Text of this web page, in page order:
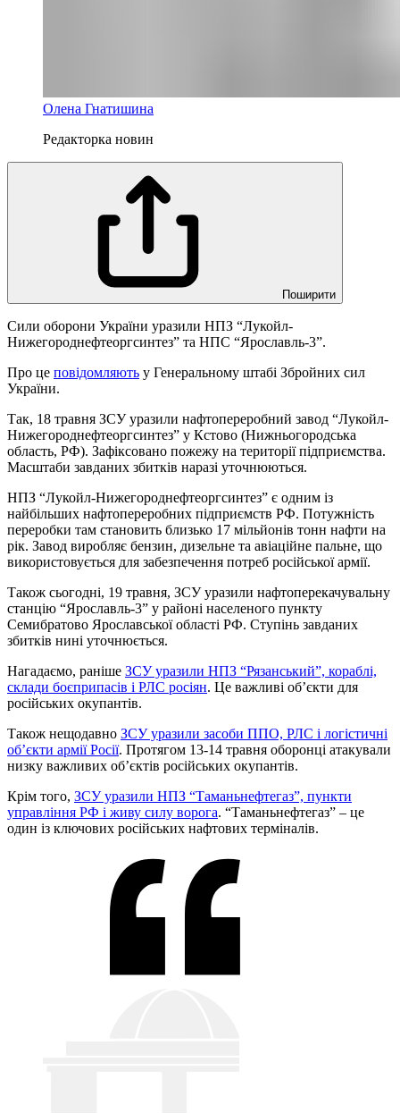
Олена Гнатишина
Редакторка новин
Поширити
Сили оборони України уразили НПЗ “Лукойл-
Нижегороднефтеоргсинтез” та НПС “Ярославль-3”.
Про це повідомляють у Генеральному штабі Збройних сил
України.
Так, 18 травня ЗСУ уразили нафтопереробний завод “Лукойл-
Нижегороднефтеоргсинтез” у Кстово (Нижньогородська
область, РФ). Зафіксовано пожежу на території підприємства.
Масштаби завданих збитків наразі уточнюються.
НПЗ “Лукойл-Нижегороднефтеоргсинтез” є одним із
найбільших нафтопереробних підприємств РФ. Потужність
переробки там становить близько 17 мільйонів тонн нафти на
рік. Завод виробляє бензин, дизельне та авіаційне пальне, що
використовується для забезпечення потреб російської армії.
Також сьогодні, 19 травня, ЗСУ уразили нафтоперекачувальну
станцію “Ярославль-3” у районі населеного пункту
Семибратово Ярославської області РФ. Ступінь завданих
збитків нині уточнюється.
Нагадаємо, раніше ЗСУ уразили НПЗ “Рязанський”, кораблі,
склади боєприпасів і РЛС росіян. Це важливі об’єкти для
російських окупантів.
Також нещодавно ЗСУ уразили засоби ППО, РЛС і логістичні
об’єкти армії Росії. Протягом 13-14 травня оборонці атакували
низку важливих об’єктів російських окупантів.
Крім того, ЗСУ уразили НПЗ “Таманьнефтегаз”, пункти
управління РФ і живу силу ворога. “Таманьнефтегаз” – це
один із ключових російських нафтових терміналів.